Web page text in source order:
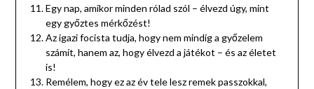
Egy nap, amikor minden rólad szól – élvezd úgy, mint
egy győztes mérkőzést!
Az igazi focista tudja, hogy nem mindig a győzelem
számít, hanem az, hogy élvezd a játékot – és az életet
is!
Remélem, hogy ez az év tele lesz remek passzokkal,